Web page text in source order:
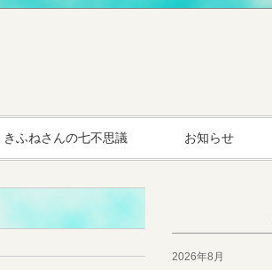
きふねさんの七不思議 お知らせ
2026年8月